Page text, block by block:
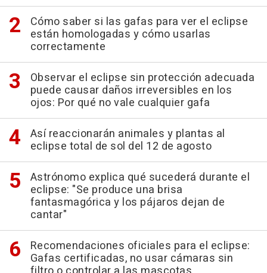
Cómo saber si las gafas para ver el eclipse
están homologadas y cómo usarlas
correctamente
Observar el eclipse sin protección adecuada
puede causar daños irreversibles en los
ojos: Por qué no vale cualquier gafa
Así reaccionarán animales y plantas al
eclipse total de sol del 12 de agosto
Astrónomo explica qué sucederá durante el
eclipse: "Se produce una brisa
fantasmagórica y los pájaros dejan de
cantar"
Recomendaciones oficiales para el eclipse:
Gafas certificadas, no usar cámaras sin